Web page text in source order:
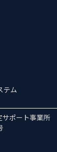
テム
サポート事業所